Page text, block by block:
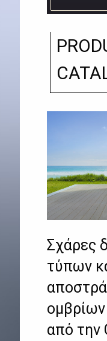
Σχάρες
τύπων
από την